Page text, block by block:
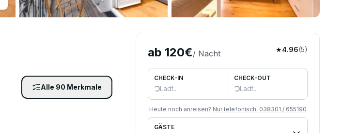
Alle 90 Merkmale
ab 120€/ Nacht ★4.96(5)
CHECK-IN
Lädt...
CHECK-OUT
Lädt...
Heute noch anreisen? Nur telefonisch: 038301 / 655190
GÄSTE